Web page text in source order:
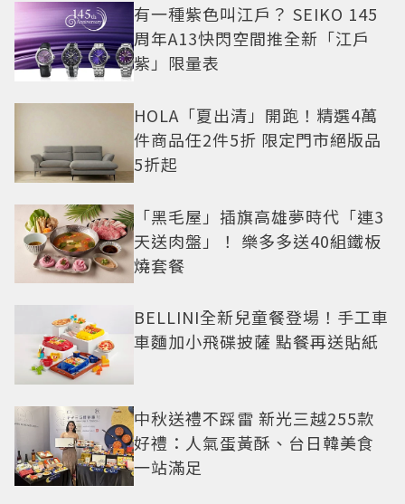
有一種紫色叫江戶？ SEIKO 145
周年A13快閃空間推全新「江戶
紫」限量表
HOLA「夏出清」開跑！精選4萬
件商品任2件5折 限定門市絕版品
5折起
「黑毛屋」插旗高雄夢時代「連3
天送肉盤」！ 樂多多送40組鐵板
燒套餐
BELLINI全新兒童餐登場！手工車
車麵加小飛碟披薩 點餐再送貼紙
中秋送禮不踩雷 新光三越255款
好禮：人氣蛋黃酥、台日韓美食
一站滿足